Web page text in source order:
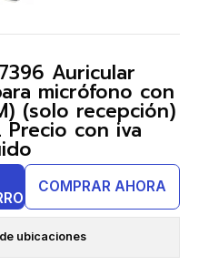
Auricular
micrófono con
(solo recepción)
Precio con iva
COMPRAR AHORA
ubicaciones